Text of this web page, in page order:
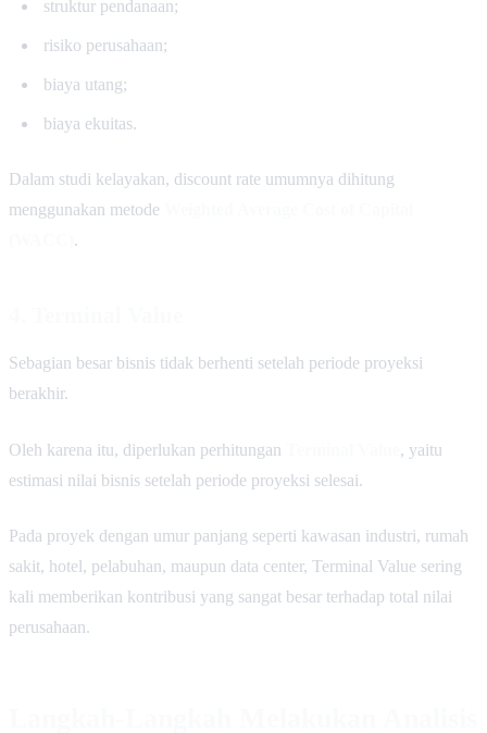
struktur pendanaan;
risiko perusahaan;
biaya utang;
biaya ekuitas.
Dalam studi kelayakan, discount rate umumnya dihitung
menggunakan metode
.
Sebagian besar bisnis tidak berhenti setelah periode proyeksi
berakhir.
Oleh karena itu, diperlukan perhitungan
, yaitu
estimasi nilai bisnis setelah periode proyeksi selesai.
Pada proyek dengan umur panjang seperti kawasan industri, rumah
sakit, hotel, pelabuhan, maupun data center, Terminal Value sering
kali memberikan kontribusi yang sangat besar terhadap total nilai
perusahaan.